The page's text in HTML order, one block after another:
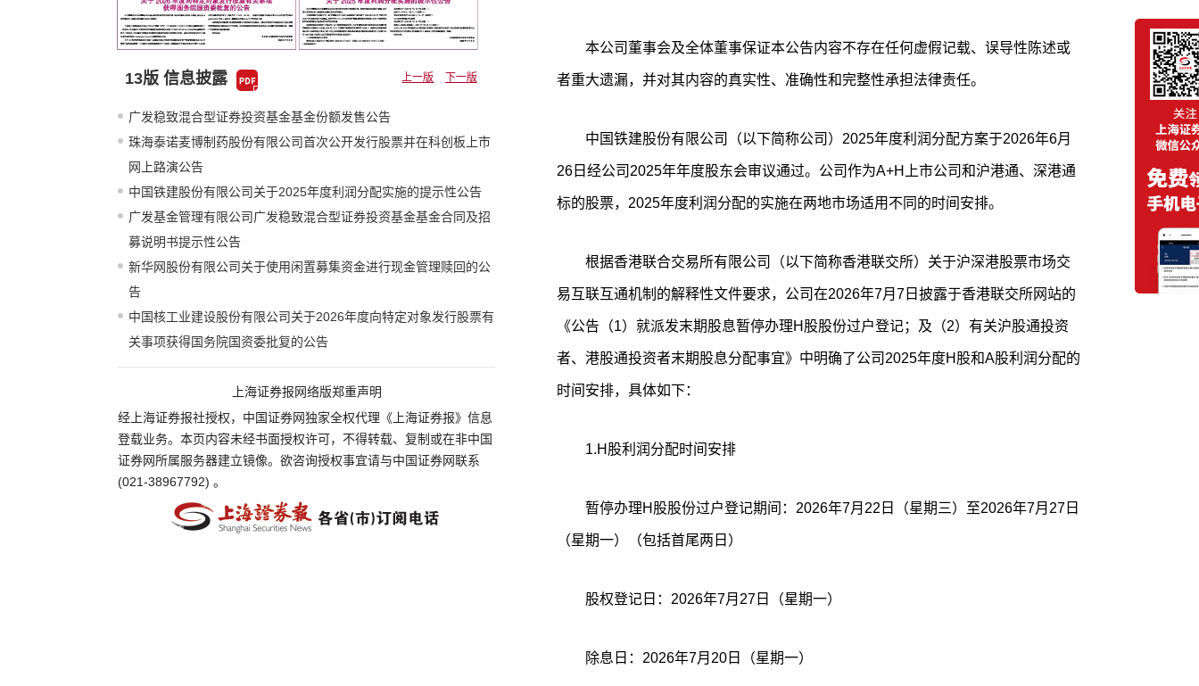
13版 信息披露 上一版 下一版
广发稳致混合型证券投资基金基金份额发售公告
珠海泰诺麦博制药股份有限公司首次公开发行股票并在科创板上市
网上路演公告
中国铁建股份有限公司关于2025年度利润分配实施的提示性公告
广发基金管理有限公司广发稳致混合型证券投资基金基金合同及招
募说明书提示性公告
新华网股份有限公司关于使用闲置募集资金进行现金管理赎回的公
告
中国核工业建设股份有限公司关于2026年度向特定对象发行股票有
关事项获得国务院国资委批复的公告
上海证券报网络版郑重声明
经上海证券报社授权，中国证券网独家全权代理《上海证券报》信息
登载业务。本页内容未经书面授权许可，不得转载、复制或在非中国
证券网所属服务器建立镜像。欲咨询授权事宜请与中国证券网联系
(021-38967792) 。
本公司董事会及全体董事保证本公告内容不存在任何虚假记载、误导性陈述或
者重大遗漏，并对其内容的真实性、准确性和完整性承担法律责任。
中国铁建股份有限公司（以下简称公司）2025年度利润分配方案于2026年6月
26日经公司2025年年度股东会审议通过。公司作为A+H上市公司和沪港通、深港通
标的股票，2025年度利润分配的实施在两地市场适用不同的时间安排。
根据香港联合交易所有限公司（以下简称香港联交所）关于沪深港股票市场交
易互联互通机制的解释性文件要求，公司在2026年7月7日披露于香港联交所网站的
《公告（1）就派发末期股息暂停办理H股股份过户登记；及（2）有关沪股通投资
者、港股通投资者末期股息分配事宜》中明确了公司2025年度H股和A股利润分配的
时间安排，具体如下：
1.H股利润分配时间安排
暂停办理H股股份过户登记期间：2026年7月22日（星期三）至2026年7月27日
（星期一）（包括首尾两日）
股权登记日：2026年7月27日（星期一）
除息日：2026年7月20日（星期一）